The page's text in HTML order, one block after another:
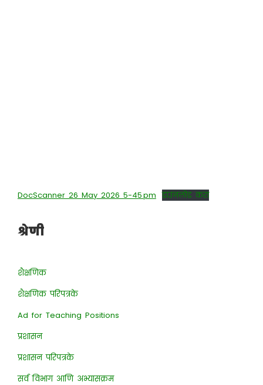
DocScanner 26 May 2026 5-45 pm डाउनलोड करा
श्रेणी
शैक्षणिक
शैक्षणिक परिपत्रके
Ad for Teaching Positions
प्रशासन
प्रशासन परिपत्रके
सर्व विभाग आणि अभ्यासक्रम